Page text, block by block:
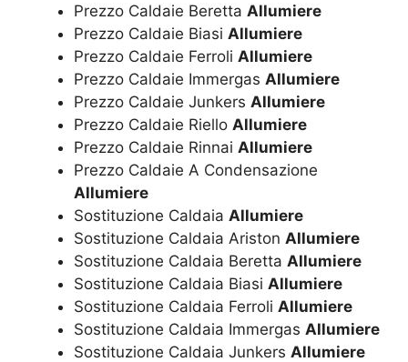
Prezzo Caldaie Beretta Allumiere
Prezzo Caldaie Biasi Allumiere
Prezzo Caldaie Ferroli Allumiere
Prezzo Caldaie Immergas Allumiere
Prezzo Caldaie Junkers Allumiere
Prezzo Caldaie Riello Allumiere
Prezzo Caldaie Rinnai Allumiere
Prezzo Caldaie A Condensazione
Allumiere
Sostituzione Caldaia Allumiere
Sostituzione Caldaia Ariston Allumiere
Sostituzione Caldaia Beretta Allumiere
Sostituzione Caldaia Biasi Allumiere
Sostituzione Caldaia Ferroli Allumiere
Sostituzione Caldaia Immergas Allumiere
Sostituzione Caldaia Junkers Allumiere